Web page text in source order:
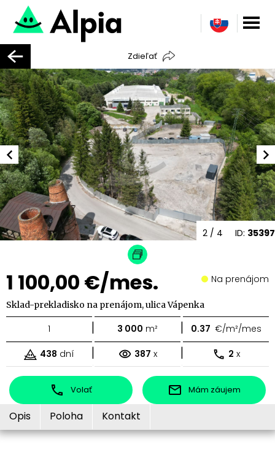
Zdieľať
ID: 35397
2 / 4
1 100,00 €/mes. Na prenájom
Sklad-prekladisko na prenájom, ulica Vápenka
1 | 3 000 m² | 0.37 €/m²/mes
438 dní | 387 x | 2 x
Volať Mám záujem
Opis Poloha Kontakt